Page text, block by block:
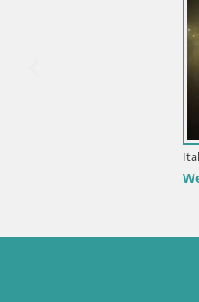
Italia / Sardegna / Golfo Aranci
Webcam Terza Spiaggia